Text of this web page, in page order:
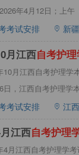
年4月12日；上
考试安排 新
月江西自考护理
10月江西自考护理学
日，江西自考护理学
考试安排 江
江西自考护理
4月江西自考护理学